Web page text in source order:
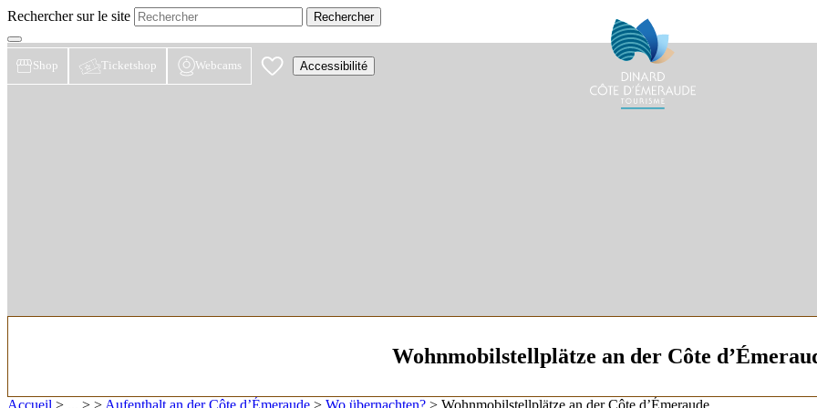
Rechercher sur le site
Shop Ticketshop Webcams Accessibilité
Wohnmobilstellplätze an der Côte
Accueil > ... > > Aufenthalt an der Côte d’Émeraude > Wo übernachten? > Wohnmobilstellplätze an der Côte d’Émeraude